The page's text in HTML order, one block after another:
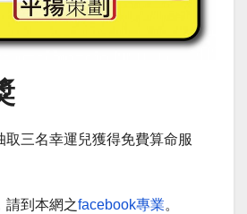
取三名幸運兒獲得免費算命服
請到本網之facebook專業。